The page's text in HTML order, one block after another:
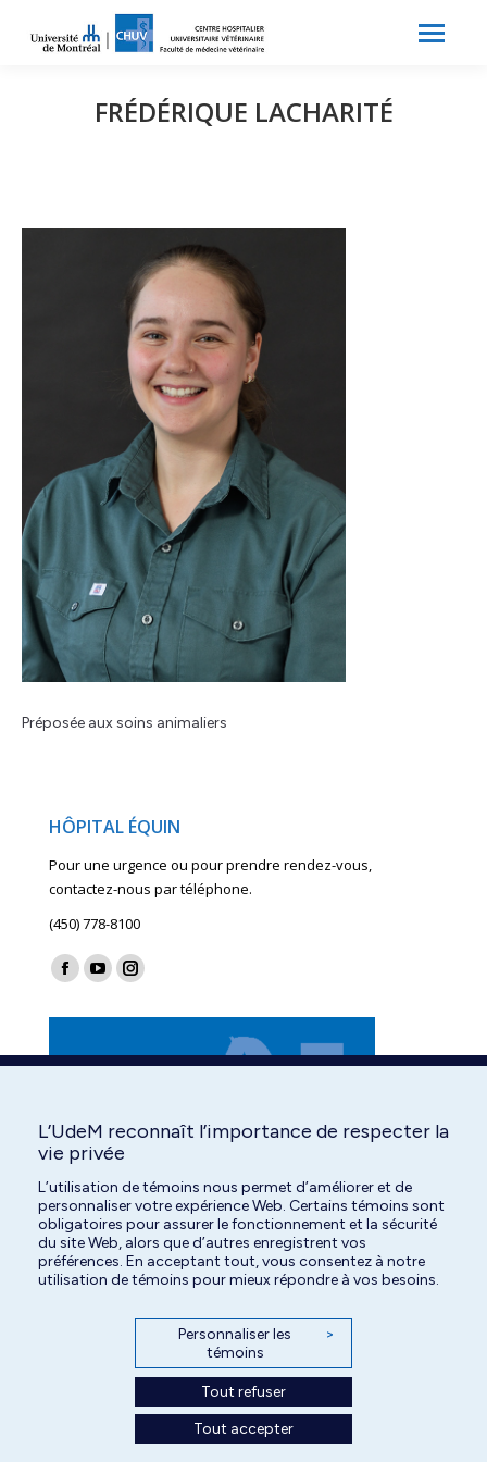
FRÉDÉRIQUE LACHARITÉ
Préposée aux soins animaliers
HÔPITAL ÉQUIN
Pour une urgence ou pour prendre rendez-vous,
contactez-nous par téléphone.
(450) 778-8100
Find us on:
Facebook
in
window
YouTube
in
window
Instagram
in
window
L’UdeM reconnaît l’importance de respecter la
vie privée
L’utilisation de témoins nous permet d’améliorer et de
personnaliser votre expérience Web. Certains témoins sont
obligatoires pour assurer le fonctionnement et la sécurité
du site Web, alors que d’autres enregistrent vos
préférences. En acceptant tout, vous consentez à notre
utilisation de témoins pour mieux répondre à vos besoins.
Personnaliser les
témoins
>
Tout refuser
Tout accepter